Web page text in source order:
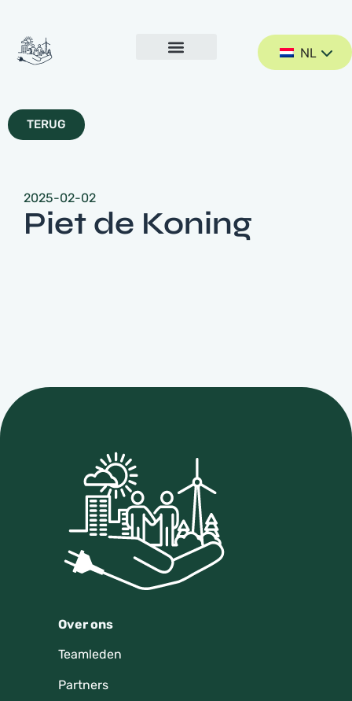
NL
TERUG
2025-02-02
Piet de Koning
Over ons
Teamleden
Partners